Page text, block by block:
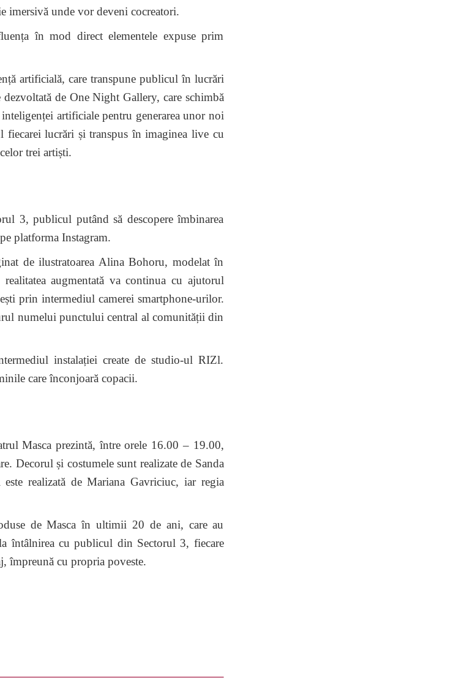
imersivă unde vor deveni cocreatori.
în mod direct elementele expuse prim
artificială, care transpune publicul în lucrări
de One Night Gallery, care schimbă
artificiale pentru generarea unor noi
lucrări și transpus în imaginea live cu
trei artiști.
3, publicul putând să descopere îmbinarea
platforma Instagram.
de ilustratoarea Alina Bohoru, modelat în
augmentată va continua cu ajutorul
prin intermediul camerei smartphone-urilor.
numelui punctului central al comunității din
instalației create de studio-ul RIZl.
care înconjoară copacii.
Masca prezintă, între orele 16.00 – 19.00,
Decorul și costumele sunt realizate de Sanda
realizată de Mariana Gavriciuc, iar regia
de Masca în ultimii 20 de ani, care au
întâlnirea cu publicul din Sectorul 3, fiecare
împreună cu propria poveste.